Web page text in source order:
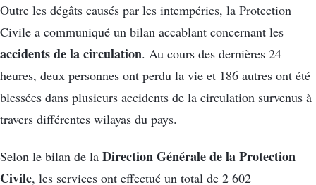
Outre les dégâts causés par les intempéries, la Protection
Civile a communiqué un bilan accablant concernant les
accidents de la circulation. Au cours des dernières 24
heures, deux personnes ont perdu la vie et 186 autres ont été
blessées dans plusieurs accidents de la circulation survenus à
travers différentes wilayas du pays.
Selon le bilan de la Direction Générale de la Protection
Civile, les services ont effectué un total de 2 602